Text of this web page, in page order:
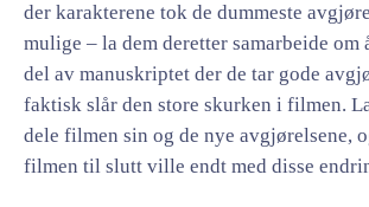
der karakterene tok de dummeste
mulige – la dem deretter samarbeide om
del av manuskriptet der de tar gode
faktisk slår den store skurken i filmen.
dele filmen sin og de nye avgjørelsene,
filmen til slutt ville endt med disse